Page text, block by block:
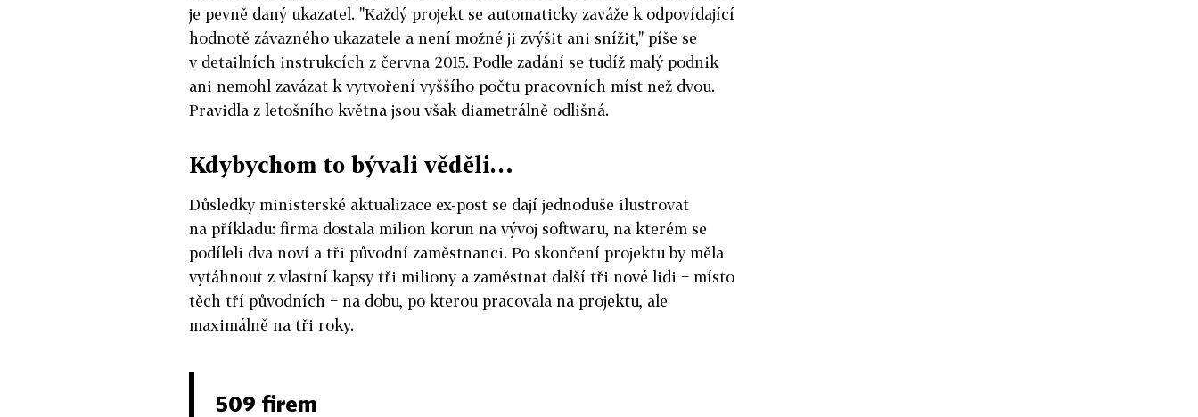
je pevně daný ukazatel. "Každý projekt se automaticky zaváže k odpovídající
hodnotě závazného ukazatele a není možné ji zvýšit ani snížit," píše se
v detailních instrukcích z června 2015. Podle zadání se tudíž malý podnik
ani nemohl zavázat k vytvoření vyššího počtu pracovních míst než dvou.
Pravidla z letošního května jsou však diametrálně odlišná.
Kdybychom to bývali věděli…
Důsledky ministerské aktualizace ex-post se dají jednoduše ilustrovat
na příkladu: firma dostala milion korun na vývoj softwaru, na kterém se
podíleli dva noví a tři původní zaměstnanci. Po skončení projektu by měla
vytáhnout z vlastní kapsy tři miliony a zaměstnat další tři nové lidi − místo
těch tří původních − na dobu, po kterou pracovala na projektu, ale
maximálně na tři roky.
509 firem